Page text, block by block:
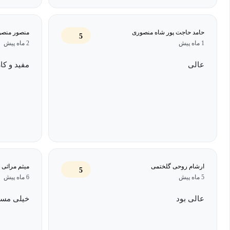
حامد حاجت پور شاه منصوری
1 ماه پیش
5
عالی
منصور
2 ماه پیش
مفید و
ارشام روحی گلختمی
5 ماه پیش
5
عالی بود
میثم مراثی
6 ماه پیش
خیلی